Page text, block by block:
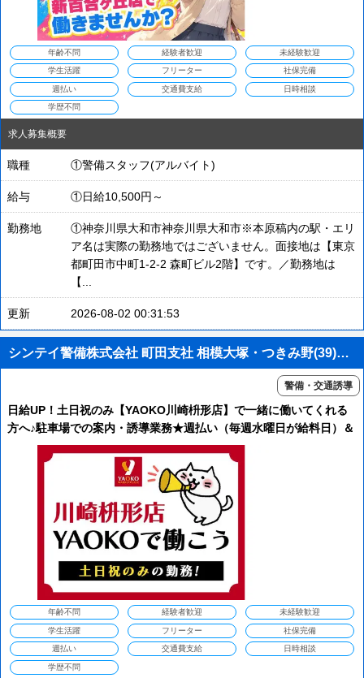
年齢不問 経験者歓迎 未経験歓迎
学生活躍 フリーター 社保完備
週払い 交通費支給 日時相談
学歴不問
求人募集概要
職種 ①警備スタッフ(アルバイト)
給与 ①日給10,500円～
勤務地
①神奈川県大和市神奈川県大和市※本原稿内の駅・エリ
ア名は実際の勤務地ではございません。面接地は【東京
都町田市中町1-2-2 森町ビル2階】です。／勤務地は
【...
更新 2026-08-02 00:31:53
シンテイ警備株式会社 町田支社 相模大塚・つきみ野(39)エリア/A3203200109
警備・交通誘導
日給UP！土日祝のみ【YAOKO川崎枡形店】で一緒に働いてくれる
方へ♪駐車場での案内・誘導業務★週払い（毎週水曜日が給料日）＆
交通費全額支給＆直行直帰＆週1日～OK！YAOKO新百合ヶ丘店も
同時募集中
年齢不問 経験者歓迎 未経験歓迎
学生活躍 フリーター 社保完備
週払い 交通費支給 日時相談
学歴不問